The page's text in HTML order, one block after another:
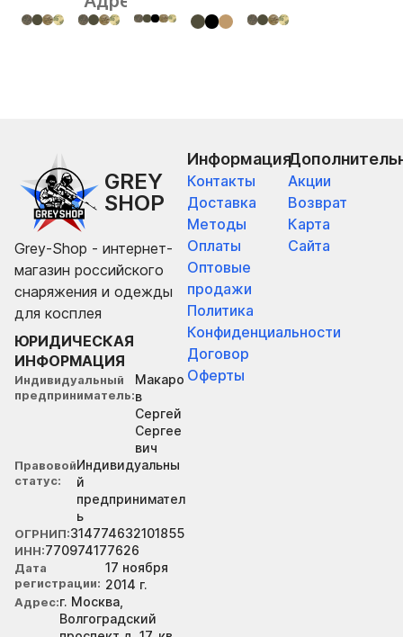
GREY
SHOP
Grey-Shop - интернет-
магазин российского
снаряжения и одежды
для косплея
ЮРИДИЧЕСКАЯ
ИНФОРМАЦИЯ
Индивидуальный
предприниматель
Макаро
в
Сергей
Сергее
вич
Правовой
статус
Индивидуальны
й
предпринимател
ь
ОГРНИП 314774632101855
ИНН 770974177626
Дата
регистрации
17 ноября
2014 г.
Адрес г. Москва,
Волгоградский
Информация
Контакты
Доставка
Методы
Оплаты
Оптовые
продажи
Политика
Конфиденциальности
Договор
Оферты
Акции
Возврат
Карта
Сайта